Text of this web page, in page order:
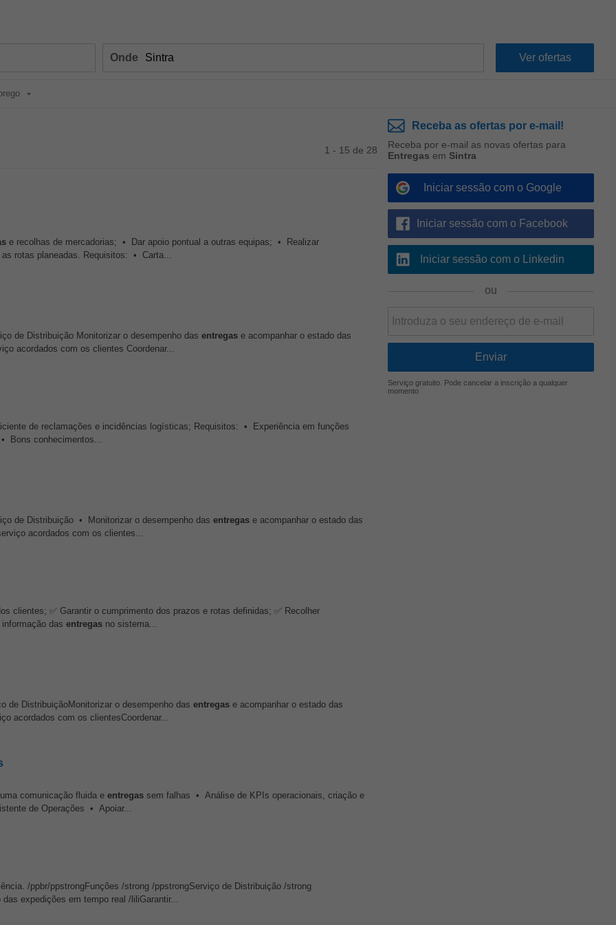
Onde
1 - 15 de 28
e recolhas de mercadorias; • Dar apoio pontual a outras equipas; • Realizar
rotas planeadas. Requisitos: • Carta...
de Distribuição Monitorizar o desempenho das entregas e acompanhar o estado das
acordados com os clientes Coordenar...
de reclamações e incidências logísticas; Requisitos: • Experiência em funções
Bons conhecimentos...
de Distribuição • Monitorizar o desempenho das entregas e acompanhar o estado das
acordados com os clientes...
clientes; ✅ Garantir o cumprimento dos prazos e rotas definidas; ✅ Recolher
das entregas no sistema...
de DistribuiçãoMonitorizar o desempenho das entregas e acompanhar o estado das
acordados com os clientesCoordenar...
comunicação fluida e entregas sem falhas • Análise de KPIs operacionais, criação e
de Operações • Apoiar...
/ppbr/ppstrongFunções /strong /ppstrongServiço de Distribuição /strong
expedições em tempo real /liliGarantir...
Receba as ofertas por e-mail!
Receba por e-mail as novas ofertas para
Entregas em Sintra
Iniciar sessão com o Google
Iniciar sessão com o Facebook
Iniciar sessão com o Linkedin
ou
Serviço gratuito. Pode cancelar a inscrição a qualquer
momento